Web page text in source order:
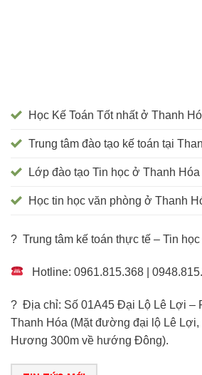
Học Kế Toán Tốt nhất ở Thanh
Trung tâm đào tạo kế toán tại
Lớp đào tạo Tin học ở Thanh Hóa
Học tin học văn phòng ở Thanh
? Trung tâm kế toán thực tế – Tin học
Hotline: 0961.815.368 |
? Địa chỉ: Số 01A45 Đại Lộ Lê Lợi –
Thanh Hóa (Mặt đường đại lộ Lê
Hương 300m về hướng Đông).